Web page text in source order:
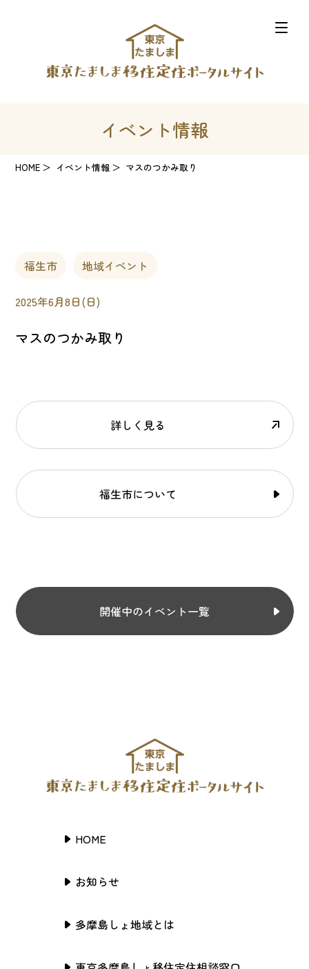
イベント情報
HOME イベント情報 マスのつかみ取り
福生市 地域イベント
2025年6月8日(日)
マスのつかみ取り
詳しく見る
福生市について
開催中のイベント一覧
HOME
お知らせ
多摩島しょ地域とは